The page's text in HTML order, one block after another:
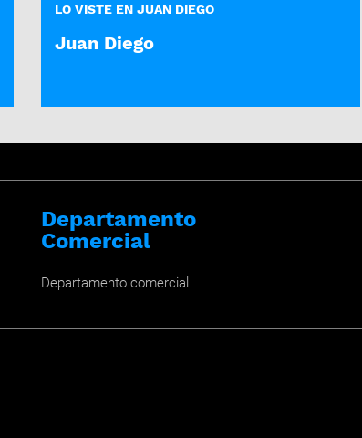
LO VISTE EN JUAN DIEGO
Juan Diego
Departamento
Comercial
Departamento comercial